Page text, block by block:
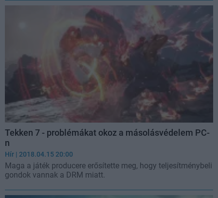
Tekken 7 - problémákat okoz a másolásvédelem PC-
n
Hír | 2018.04.15 20:00
Maga a játék producere erősítette meg, hogy teljesítménybeli
gondok vannak a DRM miatt.